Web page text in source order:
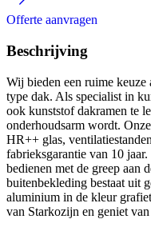
Offerte aanvragen
Beschrijving
Wij bieden een ruime
type dak. Als specialist in
ook kunststof dakramen te
onderhoudsarm wordt.
HR++ glas,
fabrieksgarantie van 10
bedienen met de greep aan
buitenbekleding bestaat uit
aluminium in de kleur
van Starkozijn en geniet